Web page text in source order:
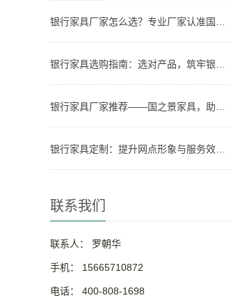
联系我们
联系人： 罗朝华
手机： 15665710872
电话： 400-808-1698